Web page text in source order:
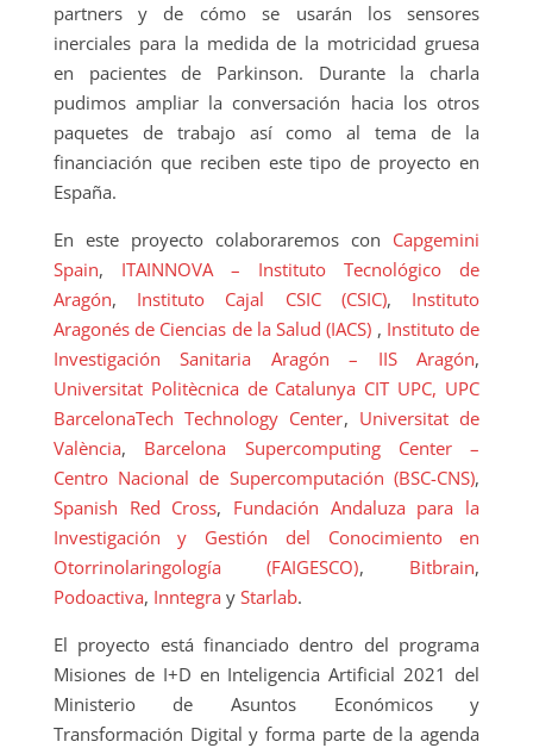
partners y de cómo se usarán los sensores
inerciales para la medida de la motricidad gruesa
en pacientes de Parkinson. Durante la charla
pudimos ampliar la conversación hacia los otros
paquetes de trabajo así como al tema de la
financiación que reciben este tipo de proyecto en
España.
En este proyecto colaboraremos con Capgemini
Spain, ITAINNOVA – Instituto Tecnológico de
Aragón, Instituto Cajal CSIC (CSIC), Instituto
Aragonés de Ciencias de la Salud (IACS) , Instituto de
Investigación Sanitaria Aragón – IIS Aragón,
Universitat Politècnica de Catalunya CIT UPC, UPC
BarcelonaTech Technology Center, Universitat de
València, Barcelona Supercomputing Center –
Centro Nacional de Supercomputación (BSC-CNS),
Spanish Red Cross, Fundación Andaluza para la
Investigación y Gestión del Conocimiento en
Otorrinolaringología (FAIGESCO), Bitbrain,
Podoactiva, Inntegra y Starlab.
El proyecto está financiado dentro del programa
Misiones de I+D en Inteligencia Artificial 2021 del
Ministerio de Asuntos Económicos y
Transformación Digital y forma parte de la agenda